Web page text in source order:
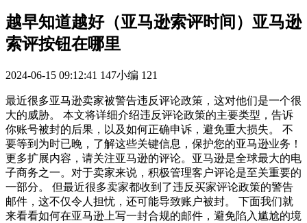
越早知道越好（亚马逊索评时间）亚马逊
索评按钮在哪里
2024-06-15 09:12:41 147小编 121
最近很多亚马逊卖家被警告违反评论政策，这对他们是一个很
大的威胁。 本文将详细介绍违反评论政策的主要类型，告诉
你账号被封的后果，以及如何正确申诉，避免重大损失。 不
要等到为时已晚，了解这些关键信息，保护您的亚马逊业务！
更多扩展内容，请关注亚马逊的评论。亚马逊是全球最大的电
子商务之一。对于卖家来说，积极管理客户评论是至关重要的
一部分。 但最近很多卖家都收到了违反买家评论政策的警告
邮件，这不仅令人担忧，还可能导致账户被封。 下面我们就
来看看如何在亚马逊上写一封合规的邮件，避免陷入尴尬的境